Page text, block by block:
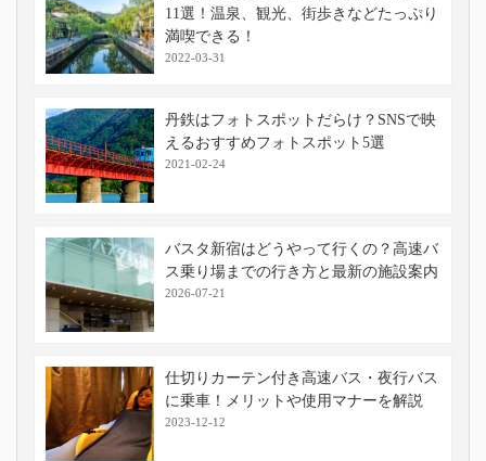
11選！温泉、観光、街歩きなどたっぷり
満喫できる！
2022-03-31
丹鉄はフォトスポットだらけ？SNSで映
えるおすすめフォトスポット5選
2021-02-24
バスタ新宿はどうやって行くの？高速バ
ス乗り場までの行き方と最新の施設案内
2026-07-21
仕切りカーテン付き高速バス・夜行バス
に乗車！メリットや使用マナーを解説
2023-12-12